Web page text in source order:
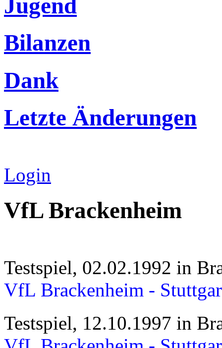
Jugend
Bilanzen
Dank
Letzte Änderungen
Login
VfL Brackenheim
Testspiel, 02.02.1992 in
VfL Brackenheim -
Testspiel, 12.10.1997 in